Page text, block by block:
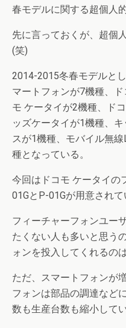
春モデルに関する超個人
先に言っておくが、超個
(笑)
2014-2015冬春モデルと
マートフォンが7機種、
モ ケータイが2機種、ド
ッズケータイが1機種、
スが1機種、モバイル無
種となっている。
今回はドコモ ケータイの
01GとP-01Gが用意されて
フィーチャーフォンユー
たくない人も多いと思う
ォンを投入してくれるの
ただ、スマートフォンが
フォンは部品の調達など
数も生産台数も縮小して